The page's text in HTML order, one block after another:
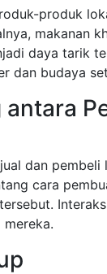
produk
makanan
daya tarik
dan budaya
dan pembeli
cara